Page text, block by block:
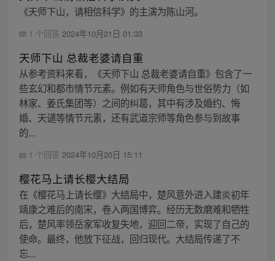
《天师下山，请相信科学》的主演为陈山河。
1 个回答 2024年10月21日 01:33
天师下山 总裁老婆请自重
从参考资料来看，《天师下山 总裁老婆请自重》包含了一
些玄幻和都市情节元素。例如有天师角色与世俗势力（如
林家、姜氏集团等）之间的纠葛，其中有涉及婚约、悔
婚、天谴等情节元素，还有武道宗师等角色参与到故事
的...
1 个回答 2024年10月20日 15:11
樱花马上请长樱大结局
在《樱花马上请长缨》大结局中，楚风意外进入建炎初年
靖康之难后的南宋，卷入两国博弈。经历无数磨难和牺牲
后，楚风率领岳家军收复失地，迎回二帝，实现了自己的
使命。最终，他放下征战，回归现代。大结局传递了不
忘...